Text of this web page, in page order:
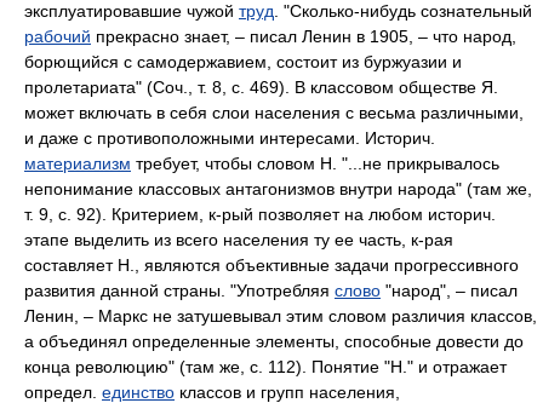
эксплуатировавшие чужой труд . "Сколько-нибудь сознательный
рабочий прекрасно знает, – писал Ленин в 1905, – что народ,
борющийся с самодержавием, состоит из буржуазии и
пролетариата" (Соч., т. 8, с. 469). В классовом обществе Я.
может включать в себя слои населения с весьма различными,
и даже с противоположными интересами. Историч.
материализм требует, чтобы словом Н. "...не прикрывалось
непонимание классовых антагонизмов внутри народа" (там же,
т. 9, с. 92). Критерием, к-рый позволяет на любом историч.
этапе выделить из всего населения ту ее часть, к-рая
составляет Н., являются объективные задачи прогрессивного
развития данной страны. "Употребляя слово "народ", – писал
Ленин, – Маркс не затушевывал этим словом различия классов,
а объединял определенные элементы, способные довести до
конца революцию" (там же, с. 112). Понятие "Н." и отражает
определ. единство классов и групп населения,